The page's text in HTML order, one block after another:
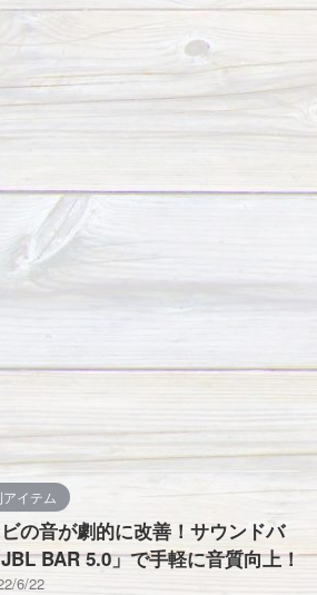
イテム
の音が劇的に改善！サウンドバ
BAR 5.0」で手軽に音質向上！
6/22